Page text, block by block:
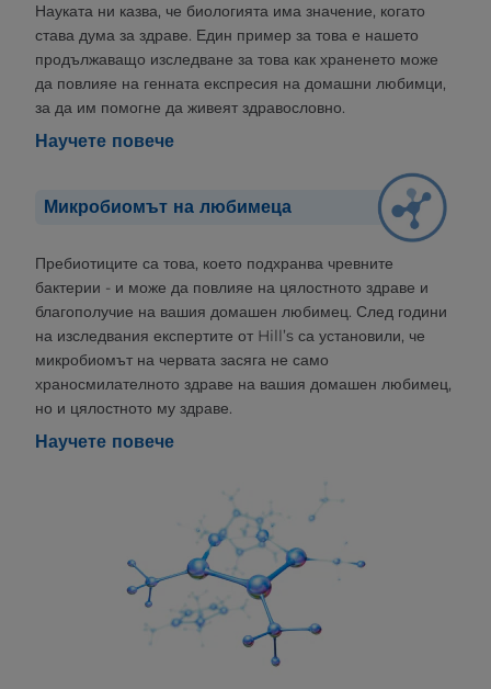
Науката ни казва, че биологията има значение, когато
става дума за здраве. Един пример за това е нашето
продължаващо изследване за това как храненето може
да повлияе на генната експресия на домашни любимци,
за да им помогне да живеят здравословно.
Научете повече
Микробиомът на любимеца
Пребиотиците са това, което подхранва чревните
бактерии - и може да повлияе на цялостното здраве и
благополучие на вашия домашен любимец. След години
на изследвания експертите от Hill’s са установили, че
микробиомът на червата засяга не само
храносмилателното здраве на вашия домашен любимец,
но и цялостното му здраве.
Научете повече